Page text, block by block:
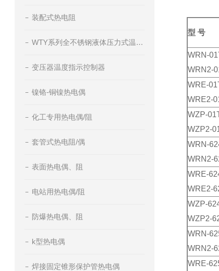
装配式热电阻
WTY系列全不锈钢液体压力式温度计
变压器温度指示控制器
镍铬-铜镍热电偶
化工专用热电偶/阻
套管式热电阻/偶
表面热电偶、阻
电站用热电偶/阻
防爆热电偶、阻
k型热电偶
焊接固定锥形保护管热电偶
型 号
WRN-
WRN2-
WRE-
WRE2-
WZP-
WZP2-
WRN-
WRN2-
WRE-
WRE2-
WZP-
WZP2-
WRN-
WRN2-
WRE-